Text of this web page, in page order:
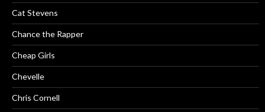
Cat Stevens
Chance the Rapper
Cheap Girls
Chevelle
Chris Cornell